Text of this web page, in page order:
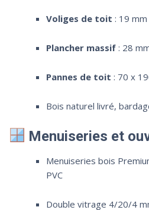
Voliges de toit : 19 mm
Plancher massif: 28
Pannes de toit : 70 x
Bois naturel livré,
Menuiseries et
Menuiseries bois
PVC
Double vitrage 4/20/4